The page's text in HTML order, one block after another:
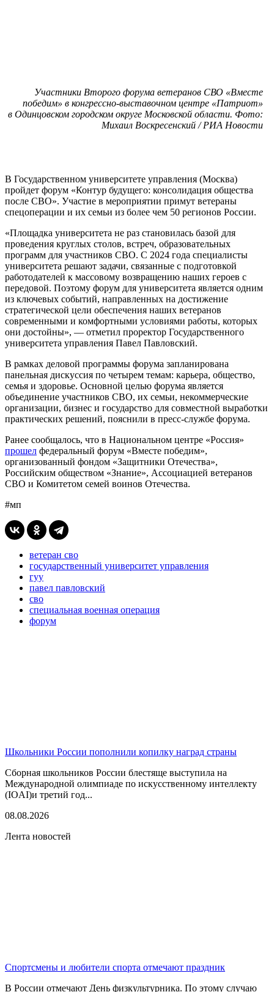
Участники Второго форума ветеранов СВО «Вместе
победим» в конгрессно-выставочном центре «Патриот»
в Одинцовском городском округе Московской области. Фото:
Михаил Воскресенский / РИА Новости
В Государственном университете управления (Москва)
пройдет форум «Контур будущего: консолидация общества
после СВО». Участие в мероприятии примут ветераны
спецоперации и их семьи из более чем 50 регионов России.
«Площадка университета не раз становилась базой для
проведения круглых столов, встреч, образовательных
программ для участников СВО. С 2024 года специалисты
университета решают задачи, связанные с подготовкой
работодателей к массовому возвращению наших героев с
передовой. Поэтому форум для университета является одним
из ключевых событий, направленных на достижение
стратегической цели обеспечения наших ветеранов
современными и комфортными условиями работы, которых
они достойны», — отметил проректор Государственного
университета управления Павел Павловский.
В рамках деловой программы форума запланирована
панельная дискуссия по четырем темам: карьера, общество,
семья и здоровье. Основной целью форума является
объединение участников СВО, их семьи, некоммерческие
организации, бизнес и государство для совместной выработки
практических решений, пояснили в пресс-службе форума.
Ранее сообщалось, что в Национальном центре «Россия»
прошел федеральный форум «Вместе победим»,
организованный фондом «Защитники Отечества»,
Российским обществом «Знание», Ассоциацией ветеранов
СВО и Комитетом семей воинов Отечества.
#мп
ветеран сво
государственный университет управления
гуу
павел павловский
сво
специальная военная операция
форум
Школьники России пополнили копилку наград страны
Сборная школьников России блестяще выступила на
Международной олимпиаде по искусственному интеллекту
(IOAI)и третий год...
08.08.2026
Лента новостей
Спортсмены и любители спорта отмечают праздник
В России отмечают День физкультурника. По этому случаю